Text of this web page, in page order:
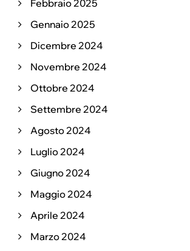
Febbraio 2025
Gennaio 2025
Dicembre 2024
Novembre 2024
Ottobre 2024
Settembre 2024
Agosto 2024
Luglio 2024
Giugno 2024
Maggio 2024
Aprile 2024
Marzo 2024